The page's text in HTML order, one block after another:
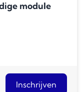
module
Inschrijven